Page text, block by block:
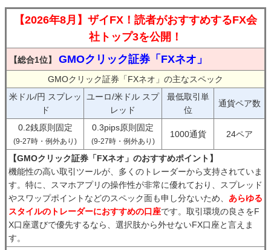
【2026年8月】ザイFX！読者がおすすめするFX会
社トップ3を公開！
【総合1位】 GMOクリック証券「FXネオ」
GMOクリック証券「FXネオ」の主なスペック
米ドル/円 スプレッ
ド
ユーロ/米ドル スプ
レッド
最低取引単
位
通貨ペア数
0.2銭原則固定
(9-27時・例外あり)
0.3pips原則固定
(9-27時・例外あり)
1000通貨 24ペア
【GMOクリック証券「FXネオ」のおすすめポイント】
機能性の高い取引ツールが、多くのトレーダーから支持されていま
す。特に、スマホアプリの操作性が非常に優れており、スプレッド
やスワップポイントなどのスペック面も申し分ないため、 あらゆる
スタイルのトレーダーにおすすめの口座です。取引環境の良さをF
X口座選びで優先するなら、選択肢から外せないFX口座と言えま
す。